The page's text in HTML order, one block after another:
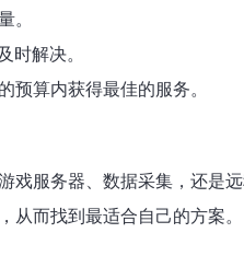
。
时解决。
预算内获得最佳的服务。
服务器、数据采集，还是
而找到最适合自己的方案。